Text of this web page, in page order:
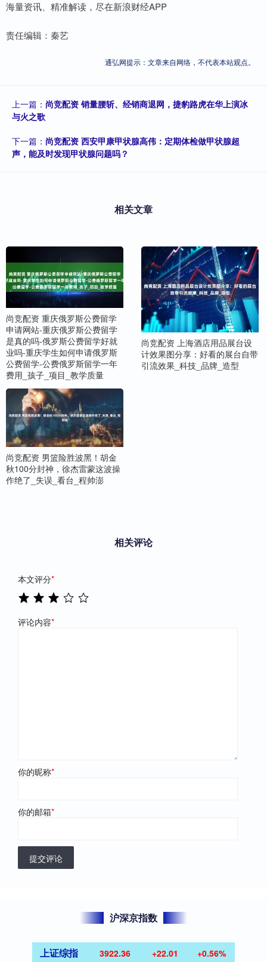
海量资讯、精准解读，尽在新浪财经APP
责任编辑：秦艺
通弘网提示：文章来自网络，不代表本站观点。
上一篇： 尚竞配资 销量腰斩、经销商退网，捷豹路虎在华上演冰
与火之歌
下一篇： 尚竞配资 西安甲康甲状腺高伟：定期体检做甲状腺超
声，能及时发现甲状腺问题吗？
相关文章
尚竞配资 重庆俄罗斯公费留学
申请网站-重庆俄罗斯公费留学
是真的吗-俄罗斯公费留学好就
业吗-重庆学生如何申请俄罗斯
公费留学-公费俄罗斯留学一年
费用_孩子_项目_教学质量
尚竞配资 上海酒店用品展台设
计效果图分享：好看的展台自带
引流效果_科技_品牌_造型
尚竞配资 男篮险胜波黑！胡金
秋100分封神，徐杰雷蒙这波操
作绝了_失误_看台_程帅澎
相关评论
本文评分*
评论内容*
你的昵称*
你的邮箱*
提交评论
沪深京指数
上证综指 3922.36 +22.01 +0.56%